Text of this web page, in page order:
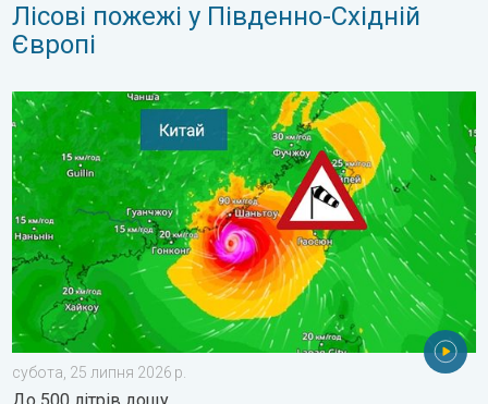
Лісові пожежі у Південно-Східній
Європі
Попередження про тайфун для Китаю. До 500 літрів дощу.
субота, 25 липня 2026 р.